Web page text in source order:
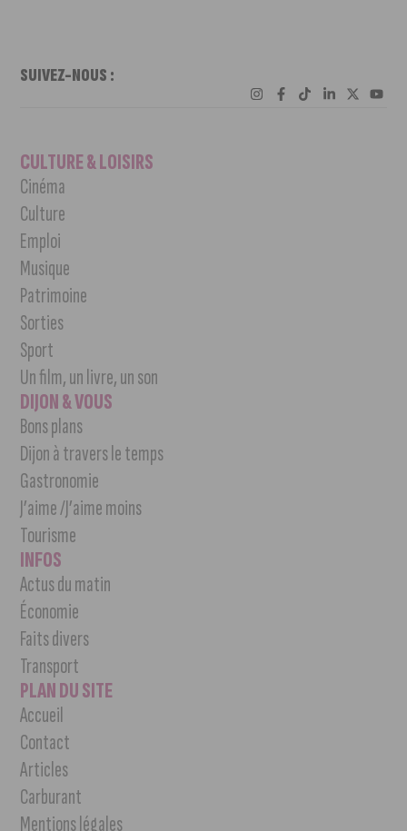
SUIVEZ-NOUS :
CULTURE & LOISIRS
Cinéma
Culture
Emploi
Musique
Patrimoine
Sorties
Sport
Un film, un livre, un son
DIJON & VOUS
Bons plans
Dijon à travers le temps
Gastronomie
J’aime /J’aime moins
Tourisme
INFOS
Actus du matin
Économie
Faits divers
Transport
PLAN DU SITE
Accueil
Contact
Articles
Carburant
Mentions légales